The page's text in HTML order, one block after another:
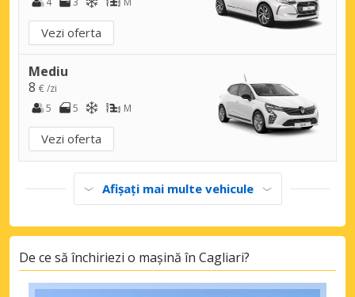
Vezi oferta
Mediu
8 € /zi
5
5 M
Vezi oferta
Afișați mai multe vehicule
De ce să închiriezi o mașină în Cagliari?